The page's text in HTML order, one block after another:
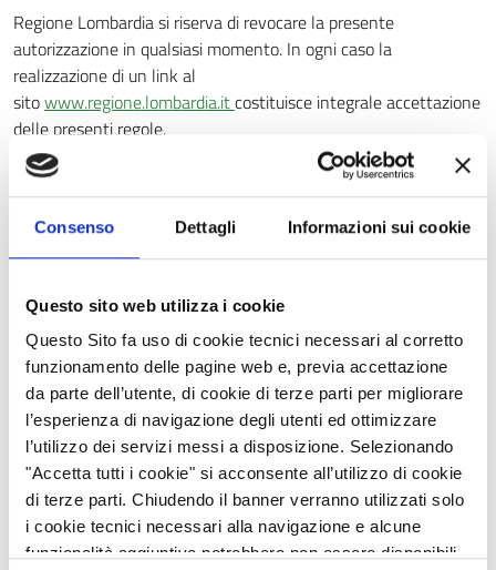
Consenso Dettagli Informazioni sui cookie
Questo sito web utilizza i cookie
Questo Sito fa uso di cookie tecnici necessari al corretto
funzionamento delle pagine web e, previa accettazione
da parte dell’utente, di cookie di terze parti per migliorare
l’esperienza di navigazione degli utenti ed ottimizzare
l’utilizzo dei servizi messi a disposizione. Selezionando
"Accetta tutti i cookie" si acconsente all’utilizzo di cookie
di terze parti. Chiudendo il banner verranno utilizzati solo
i cookie tecnici necessari alla navigazione e alcune
funzionalità aggiuntive potrebbero non essere disponibili.
Regione Lombardia si riserva di revocare la presente
autorizzazione in qualsiasi momento. In ogni caso la
realizzazione di un link al
sitowww.regione.lombardia.itcostituisce integrale accettazione
delle presenti regole.
L'utilizzo del link diretto al sito
www.regione.lombardia.it
autorizzato alle seguenti condizioni:
il link non deve determinare nell’utente confusione circa
che effettua il link e quelle offerte dal portale;
il link deve essere effettuato in modo tale che il
collegamento al sito avvenga in modo diretto alla prima
pagina.
Ogni utilizzo dei codici e/o dei Contenuti in violazione dei limiti
indicati nelle presenti Note Legali, o comunque contrario alle
norme di legge, è illecito e sarà pertanto perseguibile da
Regione Lombardia. Alle violazioni si applicano le sanzioni
previste dagli articoli da 171 a 174 della normativa sul diritto